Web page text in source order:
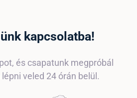
kapcsolatba!
és csapatunk megpróbál
veled 24 órán belül.